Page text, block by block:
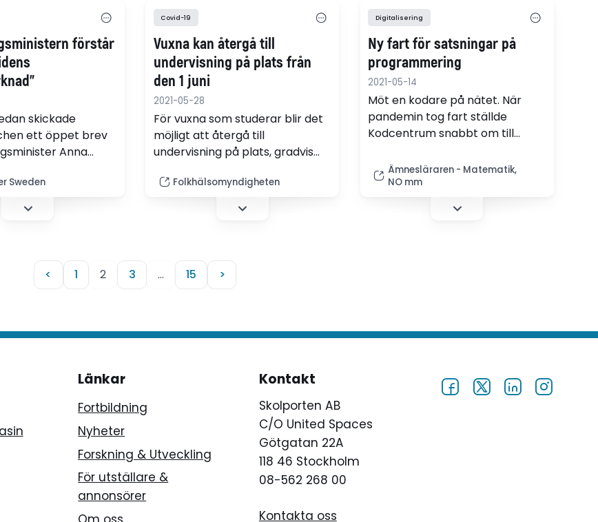
earned her certification. (webb-
tv)
förstår
skickade
ett öppet brev
Anna
behöver bli bättre
om
för framtidens
skriver fyra
Sweden
Covid-19
Vuxna kan återgå till
undervisning på plats från
den 1 juni
2021-05-28
För vuxna som studerar blir det
möjligt att återgå till
undervisning på plats, gradvis
försiktighetsåtgärder, från den 1
Folkhälsomyndigheten
Digitalisering
Ny fart för satsningar på
programmering
2021-05-14
Möt en kodare på nätet. När
pandemin tog fart ställde
Kodcentrum snabbt om till
att introducera elever på
mellanstadiet i programmering.
Även Mathivation, som arbetar
med liknande frågor, var snabba
Ämnesläraren - Matematik,
NO mm
< 1 2 3 … 15 >
Länkar
Fortbildning
Nyheter
Forskning & Utveckling
För utställare &
annonsörer
Kontakt
Skolporten AB
C/O United Spaces
Götgatan 22A
118 46 Stockholm
08-562 268 00
Kontakta oss